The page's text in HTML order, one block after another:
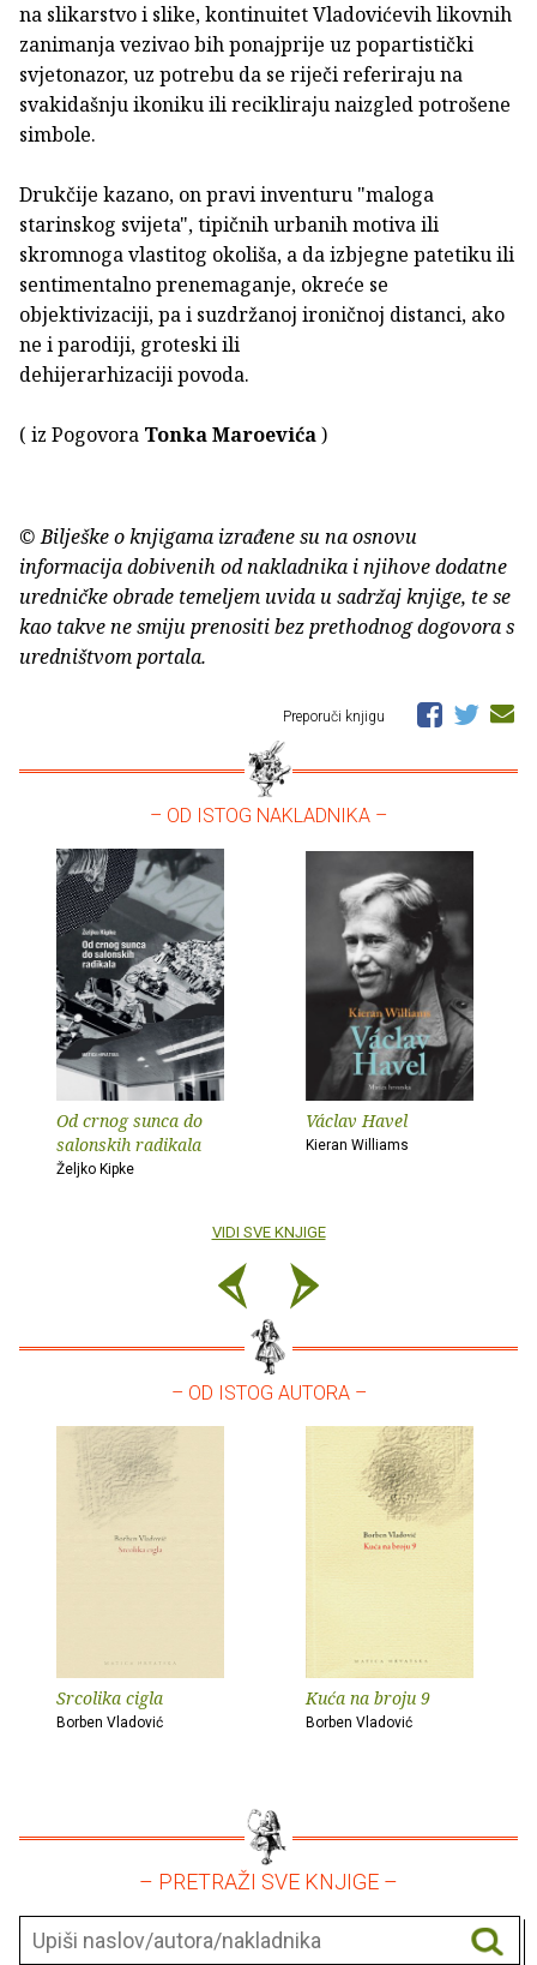
na slikarstvo i slike, kontinuitet Vladovićevih likovnih
zanimanja vezivao bih ponajprije uz popartistički
svjetonazor, uz potrebu da se riječi referiraju na
svakidašnju ikoniku ili recikliraju naizgled potrošene
simbole.
Drukčije kazano, on pravi inventuru "maloga
starinskog svijeta", tipičnih urbanih motiva ili
skromnoga vlastitog okoliša, a da izbjegne patetiku ili
sentimentalno prenemaganje, okreće se
objektivizaciji, pa i suzdržanoj ironičnoj distanci, ako
ne i parodiji, groteski ili
dehijerarhizaciji povoda.
( iz Pogovora Tonka Maroevića)
© Bilješke o knjigama izrađene su na osnovu
informacija dobivenih od nakladnika i njihove dodatne
uredničke obrade temeljem uvida u sadržaj knjige, te se
kao takve ne smiju prenositi bez prethodnog dogovora s
uredništvom portala.
Preporuči knjigu
– OD ISTOG NAKLADNIKA –
Od crnog sunca do
salonskih radikala
Željko Kipke
Václav Havel
Kieran Williams
VIDI SVE KNJIGE
– OD ISTOG AUTORA –
Srcolika cigla
Borben Vladović
Kuća na broju 9
Borben Vladović
– PRETRAŽI SVE KNJIGE –